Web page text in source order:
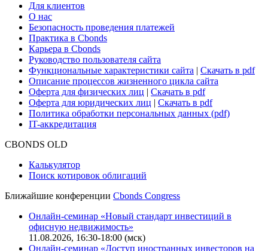
Глоссарий
Поддержка
Для клиентов
О нас
Безопасность проведения платежей
Практика в Cbonds
Карьера в Cbonds
Руководство пользователя сайта
Функциональные характеристики сайта|Скачать в pdf
Описание процессов жизненного цикла сайта
Оферта для физических лиц
Оферта для юридических лиц
IT-аккредитация
Поиск котировок облигаций
Ближайшие конференцииCbonds Congress